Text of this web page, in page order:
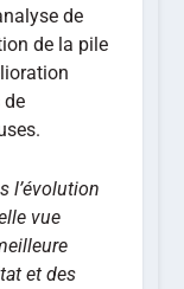
de
de la pile
de
l’évolution
vue
et des